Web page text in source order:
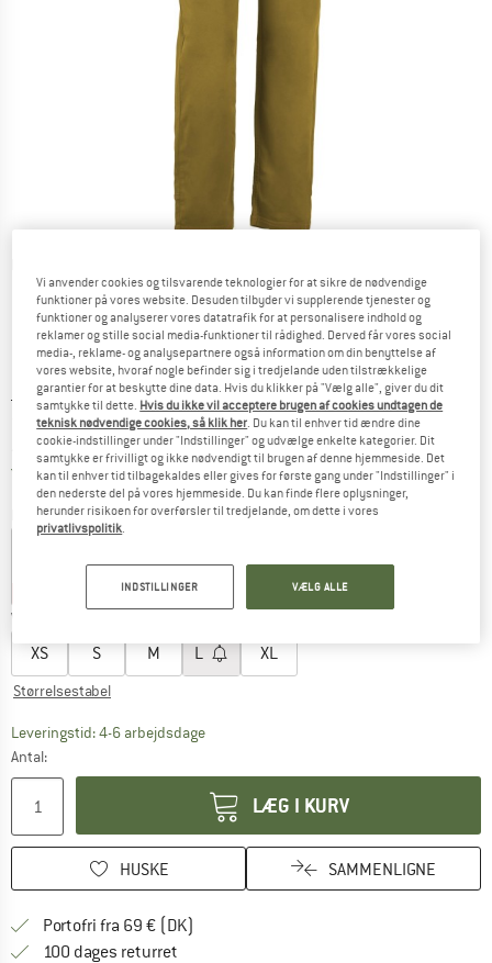
Original pris :
109,95€
Pris:
76,97€ inkl. moms.
KR575,39
Gratis forsendelse(DK)Danmark. Oplysninger om
Farve:Caramel
Vælg en størrelse:
XS S M L XL
Størrelsestabel
Leveringstid: 4-6 arbejdsdageLinket åbnes i en infoboks og indeholder
Antal:
LÆG I KURV
HUSKE SAMMENLIGNE
Portofri fra 69 € (DK)
100 dages returret
Vi anvender cookies og tilsvarende teknologier for at sikre de nødvendige
funktioner på vores website. Desuden tilbyder vi supplerende tjenester og
funktioner og analyserer vores datatrafik for at personalisere indhold og
reklamer og stille social media-funktioner til rådighed. Derved får vores social
media-, reklame- og analysepartnere også information om din benyttelse af
vores website, hvoraf nogle befinder sig i tredjelande uden tilstrækkelige
garantier for at beskytte dine data. Hvis du klikker på "Vælg alle", giver du dit
samtykke til dette. Hvis du ikke vil acceptere brugen af cookies undtagen de
teknisk nødvendige cookies, så klik her. Du kan til enhver tid ændre dine
cookie-indstillinger under "Indstillinger" og udvælge enkelte kategorier. Dit
samtykke er frivilligt og ikke nødvendigt til brugen af denne hjemmeside. Det
kan til enhver tid tilbagekaldes eller gives for første gang under "Indstillinger" i
den nederste del på vores hjemmeside. Du kan finde flere oplysninger,
herunder risikoen for overførsler til tredjelande, om dette i vores
privatlivspolitik.
INDSTILLINGER VÆLG ALLE